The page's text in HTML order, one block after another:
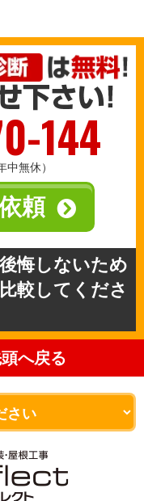
144
無休）
頼
悔しないため
較してくださ
へ戻る